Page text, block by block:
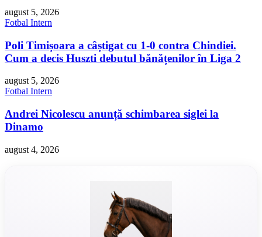
august 5, 2026
Fotbal Intern
Poli Timișoara a câștigat cu 1-0 contra Chindiei.
Cum a decis Huszti debutul bănățenilor în Liga 2
august 5, 2026
Fotbal Intern
Andrei Nicolescu anunță schimbarea siglei la
Dinamo
august 4, 2026